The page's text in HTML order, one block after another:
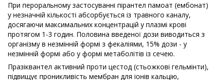
При пероральному застосуванні пірантел памоат (ембонат)
у незначній кількості абсорбується із травного каналу,
досягаючи максимальних концентрацій у плазмі крові
протягом 1-3 годин. Половина введеної дози виводиться з
організму в незмінній формі з фекаліями, 15% дози - у
незмінній формі або у формі метаболітів із сечею.
Празіквантел активний проти цестод (стьожкові гельмінти),
підвищує проникливість мембран для іонів кальцію,